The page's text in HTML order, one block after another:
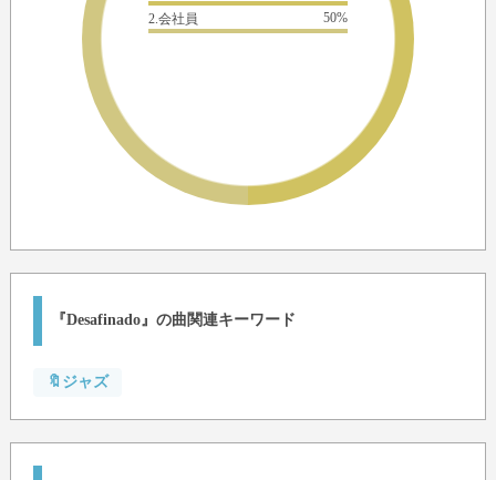
2.会社員
50%
『Desafinado』の曲関連キーワード
🔖ジャズ